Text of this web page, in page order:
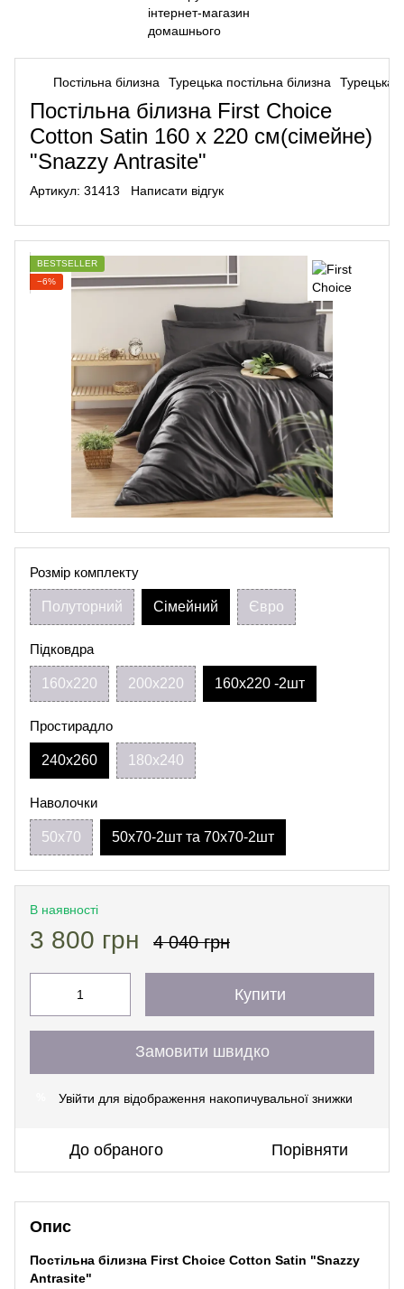
Постільна білизна Турецька постільна білизна Турецька
Постільна білизна First Choice
Cotton Satin 160 х 220 см(сімейне)
"Snazzy Antrasite"
Артикул: 31413 Написати відгук
BESTSELLER
−6%
Розмір комплекту
Полуторний Сімейний Євро
Підковдра
160х220 200х220 160х220 -2шт
Простирадло
240х260 180х240
Наволочки
50х70 50х70-2шт та 70х70-2шт
В наявності
3 800 грн 4 040 грн
Купити
Замовити швидко
Увійти для відображення накопичувальної знижки
До обраного Порівняти
Опис
Постільна білизна First Choice Cotton Satin "Snazzy
Antrasite"